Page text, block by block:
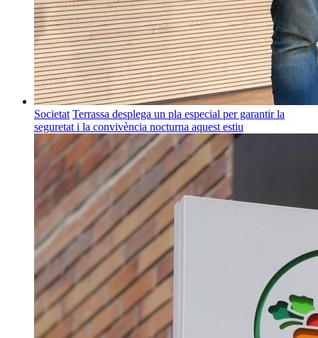
Societat Terrassa desplega un pla especial per garantir la
seguretat i la convivència nocturna aquest estiu